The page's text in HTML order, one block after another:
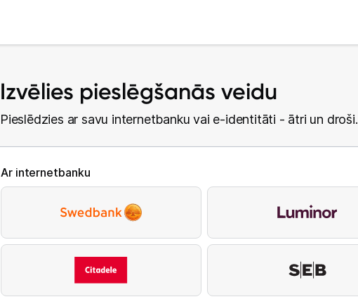
Izvēlies pieslēgšanās veidu
Pieslēdzies ar savu internetbanku vai e-identitāti - ātri un droši.
Ar internetbanku